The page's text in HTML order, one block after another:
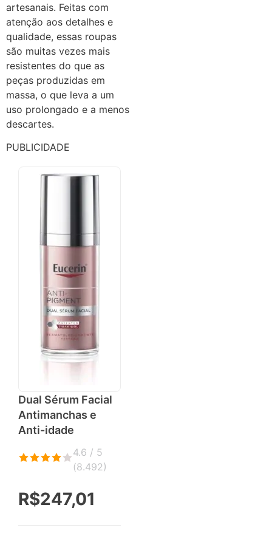
artesanais. Feitas com
atenção aos detalhes e
qualidade, essas roupas
são muitas vezes mais
resistentes do que as
peças produzidas em
massa, o que leva a um
uso prolongado e a menos
descartes.
PUBLICIDADE
Dual Sérum Facial
Antimanchas e
Anti-idade
4.6 / 5
(8.492)
R$247,01